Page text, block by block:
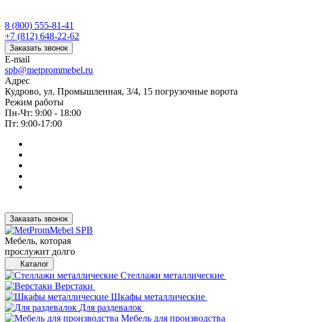
8 (800) 555-81-41
+7 (812) 648-22-62
Заказать звонок
E-mail
spb@metprommebel.ru
Адрес
Кудрово, ул. Промышленная, 3/4, 15 погрузочные ворота
Режим работы
Пн-Чт: 9:00 - 18:00
Пт: 9:00-17:00
Заказать звонок
Мебель, которая
прослужит долго
Каталог
Стеллажи металлические
Верстаки
Шкафы металлические
Для раздевалок
Мебель для производства